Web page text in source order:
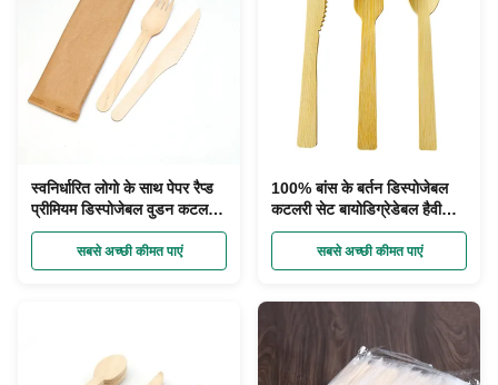
स्वनिर्धारित लोगो के साथ पेपर रैप्ड
प्रीमियम डिस्पोजेबल वुडन कटलरी
सेट
सबसे अच्छी कीमत पाएं
100% बांस के बर्तन डिस्पोजेबल
कटलरी सेट बायोडिग्रेडेबल हैवी
ड्यूटी
सबसे अच्छी कीमत पाएं